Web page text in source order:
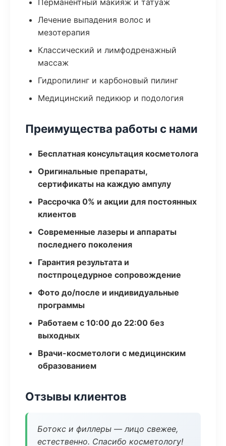
Перманентный макияж и татуаж
Лечение выпадения волос и
мезотерапия
Классический и лимфодренажный
массаж
Гидропилинг и карбоновый пилинг
Медицинский педикюр и подология
Преимущества работы с нами
Бесплатная консультация косметолога
Оригинальные препараты,
сертификаты на каждую ампулу
Рассрочка 0% и акции для постоянных
клиентов
Современные лазеры и аппараты
последнего поколения
Гарантия результата и
постпроцедурное сопровождение
Фото до/после и индивидуальные
программы
Работаем с 10:00 до 22:00 без
выходных
Врачи-косметологи с медицинским
образованием
Отзывы клиентов
Ботокс и филлеры — лицо свежее,
естественно. Спасибо косметологу!